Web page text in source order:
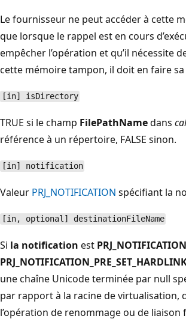
Le fournisseur ne peut accéder à cette
que lorsque le rappel est en cours
empêcher l’opération et qu’il nécessite
cette mémoire tampon, il doit en faire
[in] isDirectory
TRUE si le champ FilePathNamedans
référence à un répertoire, FALSE sinon.
[in] notification
Valeur PRJ_NOTIFICATION spécifiant la
[in, optional] destinationFileName
Si la notification est
une chaîne Unicode terminée par null
par rapport à la racine de virtualisation,
l’opération de renommage ou de liaison